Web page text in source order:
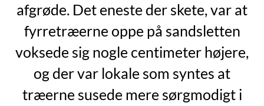
afgrøde. Det eneste der skete, var at
fyrretræerne oppe på sandsletten
voksede sig nogle centimeter højere,
og der var lokale som syntes at
træerne susede mere sørgmodigt i